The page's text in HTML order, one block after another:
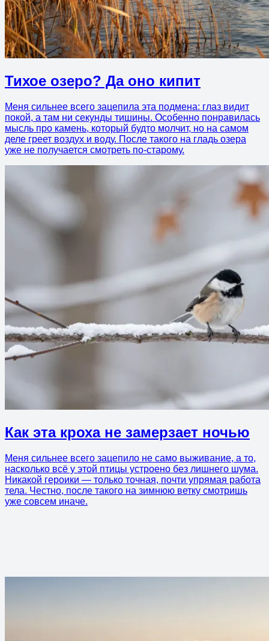
Тихое озеро? Да оно кипит
Меня сильнее всего зацепила эта подмена: глаз видит
покой, а там ни секунды тишины. Особенно понравилась
мысль про камень, который будто молчит, но на самом
деле греет воздух и воду. После такого на гладь озера
уже не получается смотреть по-старому.
Как эта кроха не замерзает ночью
Меня сильнее всего зацепило не само выживание, а то,
насколько всё у этой птицы устроено без лишнего шума.
Никакой героики — только точная, почти упрямая работа
тела. Честно, после такого на зимнюю ветку смотришь
уже совсем иначе.